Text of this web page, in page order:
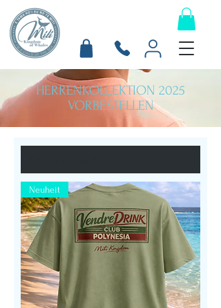
HERRENKOLLEKTION 2025
VORBESTELLEN
Neuheit